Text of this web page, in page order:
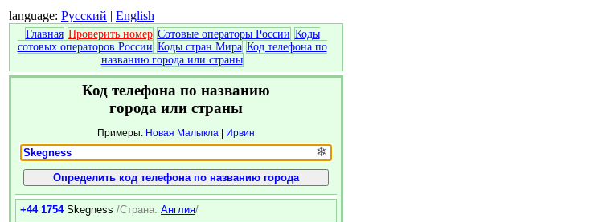
language: Русский | English
Главная Проверить номер Сотовые операторы России Коды
сотовых операторов России Коды стран Мира Код телефона по
названию города или страны
Код телефона по названию
города или страны
Примеры: Новая Малыкла | Ирвин
❄
+44 1754 Skegness /Страна: Англия/